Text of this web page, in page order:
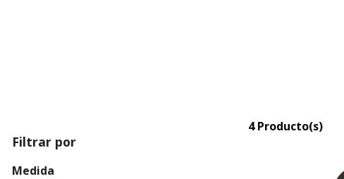
Filtrar por
Medida
4 Producto(s)